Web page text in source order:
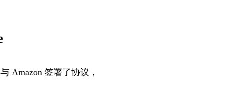
Amazon 签署了协议，